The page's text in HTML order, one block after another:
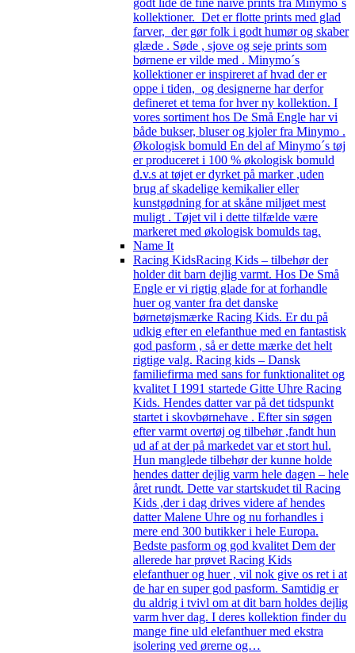
kollektioner. Det er flotte prints med glad
farver, der gør folk i godt humør og skaber
glæde . Søde , sjove og seje prints som
børnene er vilde med . Minymo´s
kollektioner er inspireret af hvad der er
oppe i tiden, og designerne har derfor
defineret et tema for hver ny kollektion. I
vores sortiment hos De Små Engle har vi
både bukser, bluser og kjoler fra Minymo .
Økologisk bomuld En del af Minymo´s tøj
er produceret i 100 % økologisk bomuld
d.v.s at tøjet er dyrket på marker ,uden
brug af skadelige kemikalier eller
kunstgødning for at skåne miljøet mest
muligt . Tøjet vil i dette tilfælde være
markeret med økologisk bomulds tag.
Name It
Racing KidsRacing Kids – tilbehør der
holder dit barn dejlig varmt. Hos De Små
Engle er vi rigtig glade for at forhandle
huer og vanter fra det danske
børnetøjsmærke Racing Kids. Er du på
udkig efter en elefanthue med en fantastisk
god pasform , så er dette mærke det helt
rigtige valg. Racing kids – Dansk
familiefirma med sans for funktionalitet og
kvalitet I 1991 startede Gitte Uhre Racing
Kids. Hendes datter var på det tidspunkt
startet i skovbørnehave . Efter sin søgen
efter varmt overtøj og tilbehør ,fandt hun
ud af at der på markedet var et stort hul.
Hun manglede tilbehør der kunne holde
hendes datter dejlig varm hele dagen – hele
året rundt. Dette var startskudet til Racing
Kids ,der i dag drives videre af hendes
datter Malene Uhre og nu forhandles i
mere end 300 butikker i hele Europa.
Bedste pasform og god kvalitet Dem der
allerede har prøvet Racing Kids
elefanthuer og huer , vil nok give os ret i at
de har en super god pasform. Samtidig er
du aldrig i tvivl om at dit barn holdes dejlig
varm hver dag. I deres kollektion finder du
mange fine uld elefanthuer med ekstra
isolering ved ørerne og…